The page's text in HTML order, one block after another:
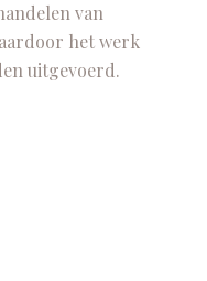
van
het werk
uitgevoerd.